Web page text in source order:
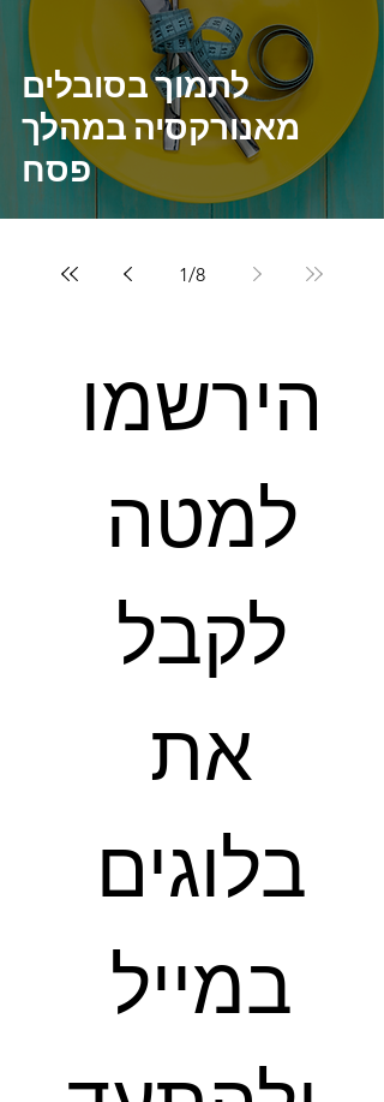
לתמוך בסובלים
מאנורקסיה במהלך
פסח
1/8